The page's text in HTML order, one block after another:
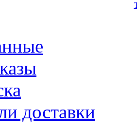
доставки